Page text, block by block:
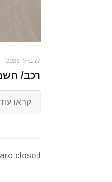
27 ביולי 2026
רכב/
קראו עוד
closed.